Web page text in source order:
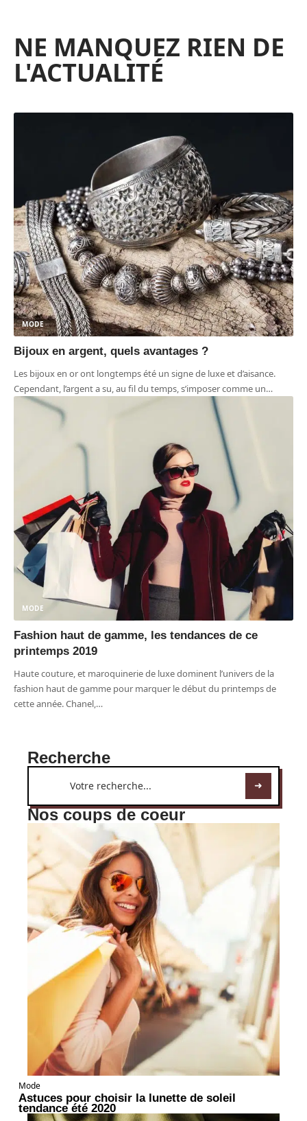
NE MANQUEZ RIEN DE
L'ACTUALITÉ
MODE
Bijoux en argent, quels avantages ?
Les bijoux en or ont longtemps été un signe de luxe et d’aisance.
Cependant, l’argent a su, au fil du temps, s’imposer comme un…
MODE
Fashion haut de gamme, les tendances de ce
printemps 2019
Haute couture, et maroquinerie de luxe dominent l’univers de la
fashion haut de gamme pour marquer le début du printemps de
cette année. Chanel,…
Recherche
Nos coups de coeur
Mode
Astuces pour choisir la lunette de soleil
tendance été 2020